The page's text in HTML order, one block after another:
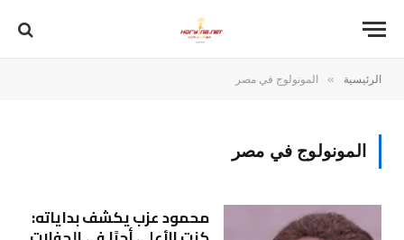
الرئيسية » المونولوج في مصر
المونولوج في مصر
محمود عزب يكشف بداياته: